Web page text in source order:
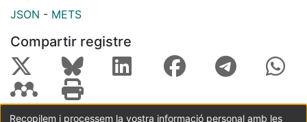
JSON - METS
Compartir registre
Recopilem i processem la vostra informació personal amb les